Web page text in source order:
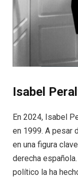
Isabel
En 2024, Isabel
en 1999. A pesar
en una figura
derecha
político la ha